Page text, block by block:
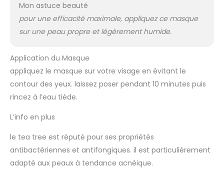
Mon astuce beauté
pour une efficacité maximale, appliquez ce masque
sur une peau propre et légèrement humide.
Application du Masque
appliquez le masque sur votre visage en évitant le
contour des yeux. laissez poser pendant 10 minutes puis
rincez à l’eau tiède.
L’info en plus
le tea tree est réputé pour ses propriétés
antibactériennes et antifongiques. il est particulièrement
adapté aux peaux à tendance acnéique.